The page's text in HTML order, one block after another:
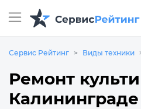
Сервис Рейтинг Виды техники
Ремонт
Калининграде